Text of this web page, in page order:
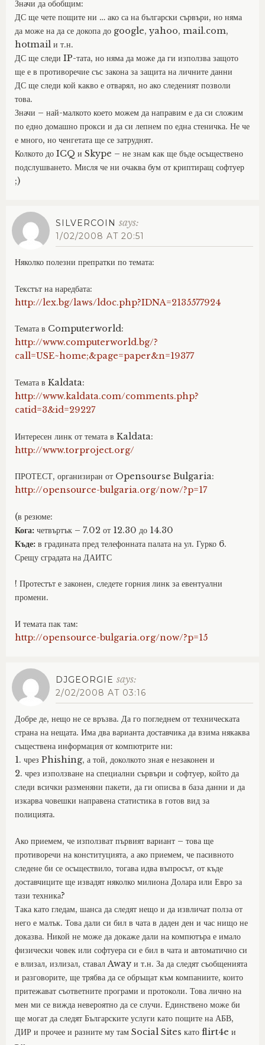
Значи да обобщим:
ДС ще чете пощите ни … ако са на български сървъри, но няма
да може на да се докопа до google, yahoo, mail.com,
hotmail и т.н.
ДС ще следи IP-тата, но няма да може да ги използва защото
ще е в противоречие със закона за защита на личните данни
ДС ще следи кой какво е отварял, но ако следеният позволи
това.
Значи – най-малкото което можем да направим е да си сложим
по едно домашно прокси и да си лепнем по една стеничка. Не че
е много, но ченгетата ще се затруднят.
Колкото до ICQ и Skype – не знам как ще бъде осъществено
подслушването. Мисля че ни очаква бум от криптиращ софтуер
;)
SILVERCOIN says:
1/02/2008 AT 20:51
Няколко полезни препратки по темата:
Текстът на наредбата:
http://lex.bg/laws/ldoc.php?IDNA=2135577924
Темата в Computerworld:
http://www.computerworld.bg/?
call=USE~home;&page=paper&n=19377
Темата в Kaldata:
http://www.kaldata.com/comments.php?
catid=3&id=29227
Интересен линк от темата в Kaldata:
http://www.torproject.org/
ПРОТЕСТ, организиран от Opensourse Bulgaria:
http://opensource-bulgaria.org/now/?p=17
(в резюме:
Кога: четвъртък – 7.02 от 12.30 до 14.30
Къде: в градината пред телефонната палата на ул. Гурко 6.
Срещу сградата на ДАИТС
! Протестът е законен, следете горния линк за евентуални
промени.
И темата пак там:
http://opensource-bulgaria.org/now/?p=15
DJGEORGIE says:
2/02/2008 AT 03:16
Добре де, нещо не се връзва. Да го погледнем от техническата
страна на нещата. Има два варианта доставчика да взима някаква
съществена информация от компютрите ни:
1. чрез Phishing, а той, доколкото зная е незаконен и
2. чрез използване на специални сървъри и софтуер, който да
следи всички разменяни пакети, да ги описва в база данни и да
изкарва човешки направена статистика в готов вид за
полицията.
Ако приемем, че използват първият вариант – това ще
противоречи на конституцията, а ако приемем, че пасивното
следене би се осъществило, тогава идва въпросът, от къде
доставчиците ще извадят няколко милиона Долара или Евро за
тази техника?
Така като гледам, шанса да следят нещо и да извличат полза от
него е малък. Това дали си бил в чата в даден ден и час нищо не
доказва. Никой не може да докаже дали на компютъра е имало
физически човек или софтуера си е бил в чата и автоматично си
е влизал, излизал, ставал Away и т.н. За да следят съобщенията
и разговорите, ще трябва да се обръщат към компаниите, които
притежават съответните програми и протоколи. Това лично на
мен ми се вижда невероятно да се случи. Единствено може би
ще могат да следят Българските услуги като пощите на АБВ,
ДИР и прочее и разните му там Social Sites като flirt4e и